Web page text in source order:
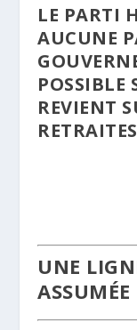
LE PARTI
AUCUNE
POSSIBLE
REVIENT
UNE
ASSUMÉE